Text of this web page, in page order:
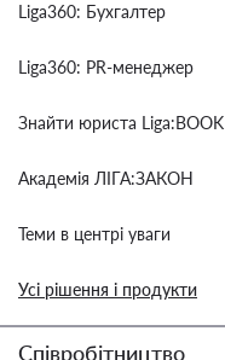
Liga360: Бухгалтер
Liga360: PR-менеджер
Знайти юриста Liga:BOOK
Академія ЛІГА:ЗАКОН
Теми в центрі уваги
Усі рішення і продукти
Співробітництво